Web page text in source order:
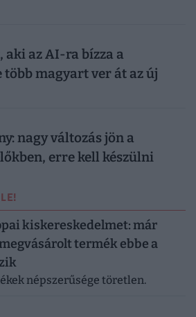
aki az AI-ra bízza a
több magyart ver át az új
nagy változás jön a
erre kell készülni
kiskereskedelmet: már
termék ebbe a
népszerűsége töretlen.